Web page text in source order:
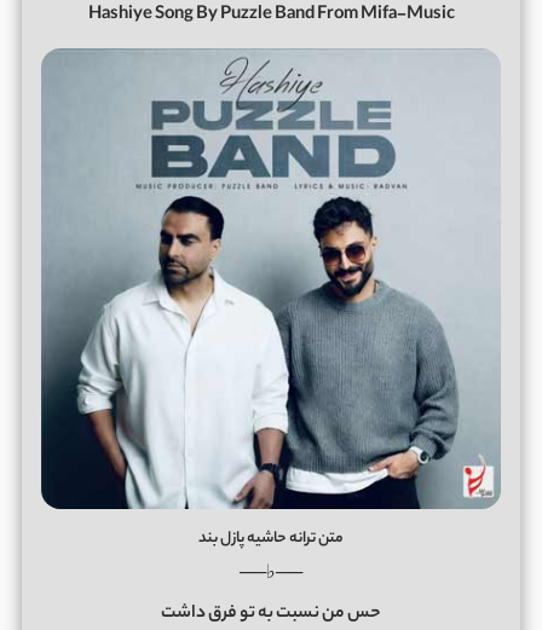
Hashiye Song By Puzzle Band From Mifa-Music
متن ترانه حاشیه پازل بند
──♭──
حس من نسبت به تو فرق داشت